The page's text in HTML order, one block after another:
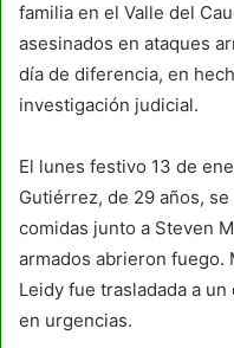
familia en el Valle del
asesinados en ataques
día de diferencia, en
investigación judicial.
El lunes festivo 13 de
Gutiérrez, de 29 años,
comidas junto a Steven
armados abrieron fuego.
Leidy fue trasladada a
en urgencias.